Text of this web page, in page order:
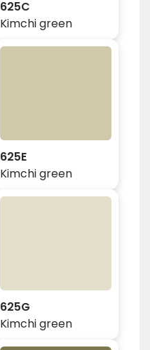
625C
Kimchi green
625E
Kimchi green
625G
Kimchi green